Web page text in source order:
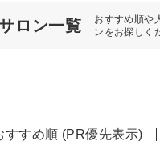
ロン一覧
おすすめ順や
ンをお探しく
すすめ順 (PR優先表示)